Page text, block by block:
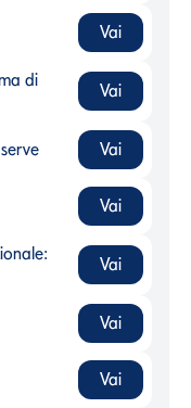
Vai
di inviare
di
Vai
- Vai
Vai
cosa compilare
Vai
Vai
Vai